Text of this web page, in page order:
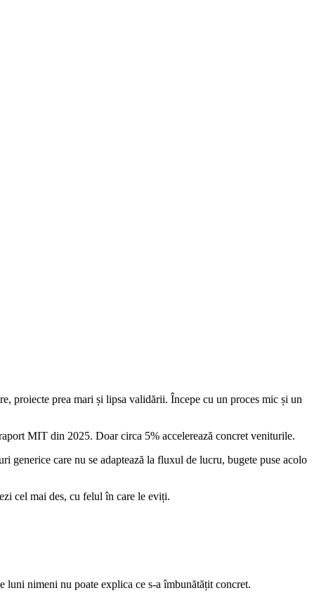
proiecte prea mari și lipsa validării. Începe cu un proces mic și un
MIT din 2025. Doar circa 5% accelerează concret veniturile.
care nu se adaptează la fluxul de lucru, bugete puse acolo
cel mai des, cu felul în care le eviți.
luni nimeni nu poate explica ce s-a îmbunătățit concret.